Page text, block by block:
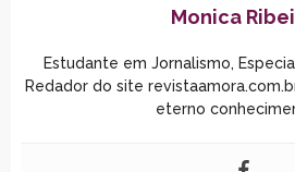
Monica
Estudante em Jornalismo,
Redador do site
eterno